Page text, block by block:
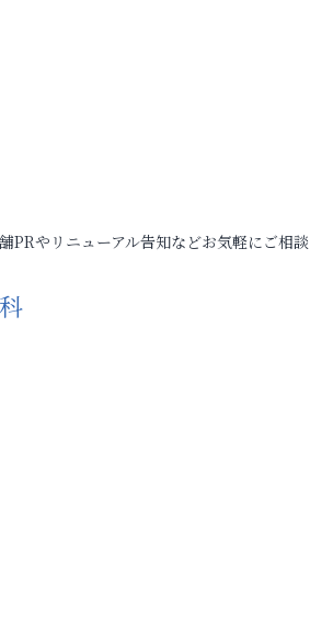
PRやリニューアル告知などお気軽にご相